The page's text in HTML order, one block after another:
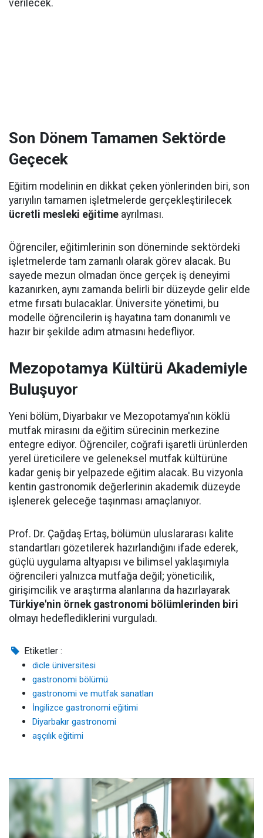
verilecek.
Son Dönem Tamamen Sektörde
Geçecek
Eğitim modelinin en dikkat çeken yönlerinden biri, son
yarıyılın tamamen işletmelerde gerçekleştirilecek
ücretli mesleki eğitime ayrılması.
Öğrenciler, eğitimlerinin son döneminde sektördeki
işletmelerde tam zamanlı olarak görev alacak. Bu
sayede mezun olmadan önce gerçek iş deneyimi
kazanırken, aynı zamanda belirli bir düzeyde gelir elde
etme fırsatı bulacaklar. Üniversite yönetimi, bu
modelle öğrencilerin iş hayatına tam donanımlı ve
hazır bir şekilde adım atmasını hedefliyor.
Mezopotamya Kültürü Akademiyle
Buluşuyor
Yeni bölüm, Diyarbakır ve Mezopotamya'nın köklü
mutfak mirasını da eğitim sürecinin merkezine
entegre ediyor. Öğrenciler, coğrafi işaretli ürünlerden
yerel üreticilere ve geleneksel mutfak kültürüne
kadar geniş bir yelpazede eğitim alacak. Bu vizyonla
kentin gastronomik değerlerinin akademik düzeyde
işlenerek geleceğe taşınması amaçlanıyor.
Prof. Dr. Çağdaş Ertaş, bölümün uluslararası kalite
standartları gözetilerek hazırlandığını ifade ederek,
güçlü uygulama altyapısı ve bilimsel yaklaşımıyla
öğrencileri yalnızca mutfağa değil; yöneticilik,
girişimcilik ve araştırma alanlarına da hazırlayarak
Türkiye'nin örnek gastronomi bölümlerinden biri
olmayı hedeflediklerini vurguladı.
Etiketler :
dicle üniversitesi
gastronomi bölümü
gastronomi ve mutfak sanatları
İngilizce gastronomi eğitimi
Diyarbakır gastronomi
aşçılık eğitimi